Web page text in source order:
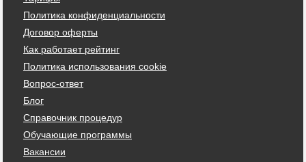
Политика конфиденциальности
Договор оферты
Как работает рейтинг
Политика использования cookie
Вопрос-ответ
Блог
Справочник процедур
Обучающие программы
Вакансии